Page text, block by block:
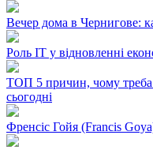
Вечер дома в Чернигове:
Роль ІТ у відновленні
ТОП 5 причин, чому
сьогодні
Френсіс Гойя (Francis